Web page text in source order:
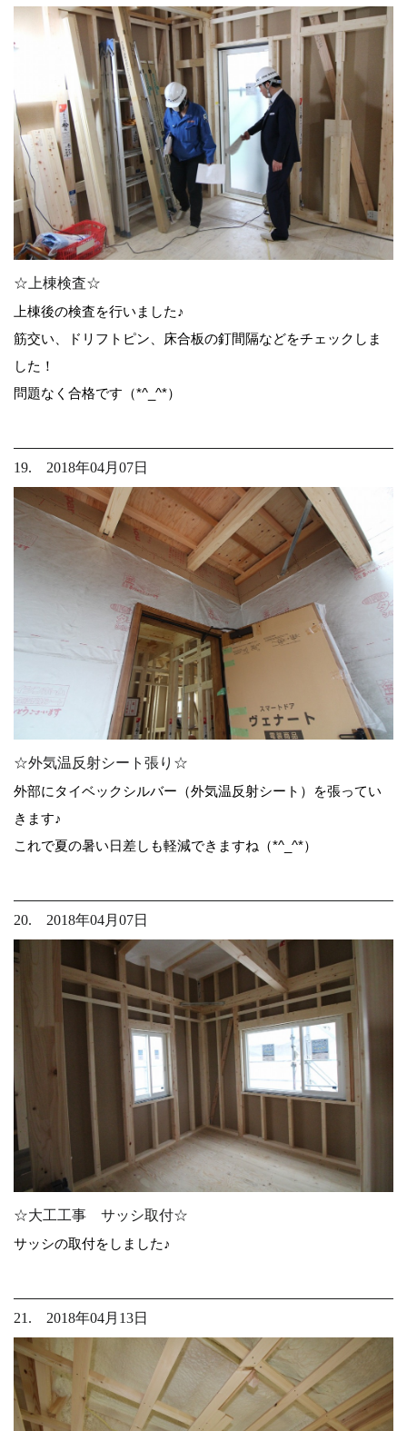
☆上棟検査☆
上棟後の検査を行いました♪
筋交い、ドリフトピン、床合板の釘間隔などをチェックしま
した！
問題なく合格です（*^_^*）
19. 2018年04月07日
☆外気温反射シート張り☆
外部にタイベックシルバー（外気温反射シート）を張ってい
きます♪
これで夏の暑い日差しも軽減できますね（*^_^*）
20. 2018年04月07日
☆大工工事 サッシ取付☆
サッシの取付をしました♪
21. 2018年04月13日